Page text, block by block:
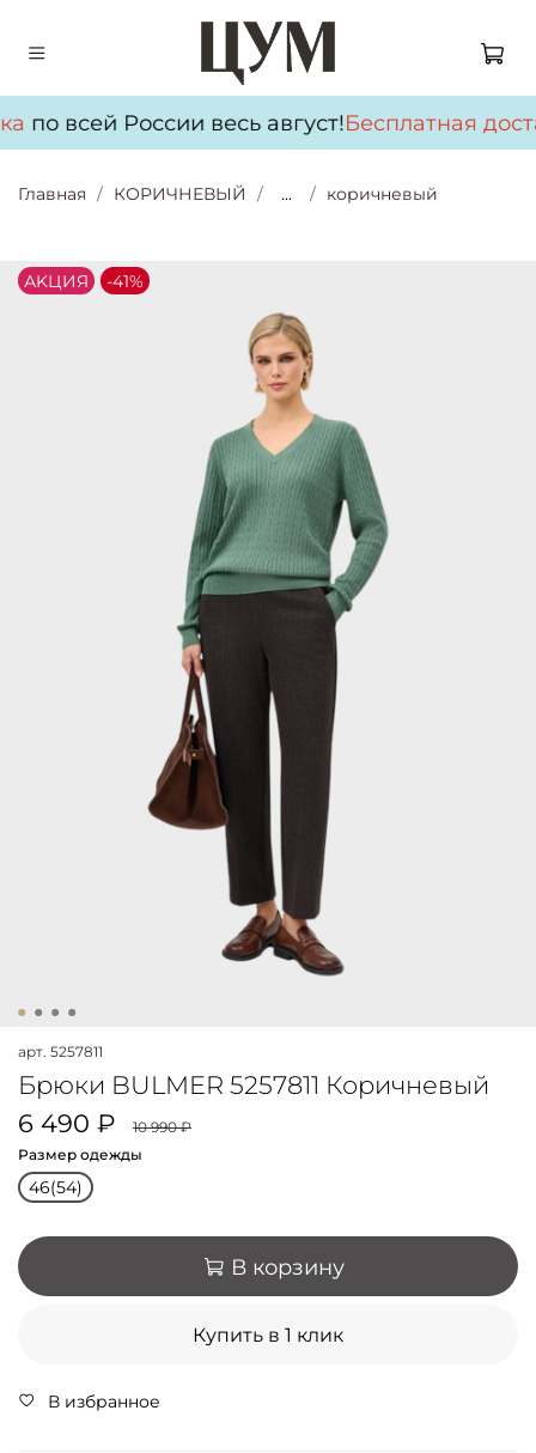
по всей России весь август!Бесплатная
Главная КОРИЧНЕВЫЙ ... коричневый
АKЦИЯ -41%
арт. 5257811
Брюки BULMER 5257811 Коричневый
6 490 ₽
10 990 ₽
Размер одежды
46(54)
В корзину
Купить в 1 клик
В избранное